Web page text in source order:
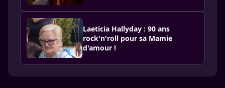
Laeticia Hallyday : 90 ans
rock'n'roll pour sa Mamie
d'amour !